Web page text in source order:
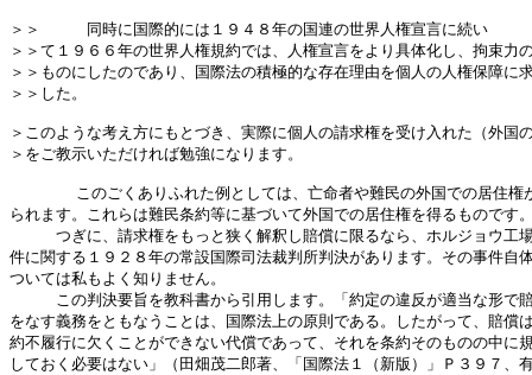
＞＞　　　同時に国際的には１９４８年の国連の世界人権宣言に続い
＞＞て１９６６年の世界人権規約では、人権宣言をより具体化し、拘束力
＞＞ものにしたのであり、国際法の積極的な存在理由を個人の人権保障に
＞＞した。
＞このような考え方にもとづき、実際に個人の請求権を受け入れた（外国
＞をご教示いただければ勉強になります。
このごくありふれた例としては、亡命者や難民の外国での居住権
られます。これらは難民条約等に基づいて外国での居住権を得るものです
つぎに、請求権をもっと狭く解釈し賠償に限るなら、ホルジョウ工
件に関する１９２８年の常設国際司法裁判所判決があります。その事件自
ついては私もよく知りません。
この判決要旨を教科書から引用します。「約定の違反が適当な形で
をなす義務をともなうことは、国際法上の原則である。したがって、賠償
約不履行に欠くことができない代償であって、それを条約そのものの中に
しておく必要はない」（田畑茂二郎著、「国際法１（新版）」Ｐ３９７、